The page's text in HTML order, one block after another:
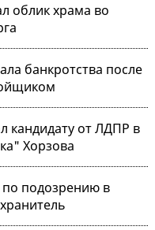
облик храма во
банкротства после
кандидату от ЛДПР в
Хорзова
по подозрению в